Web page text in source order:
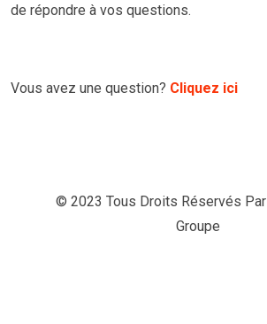
de répondre à vos questions.
Vous avez une question? Cliquez ici
© 2023 Tous Droits Réservés Par
Groupe